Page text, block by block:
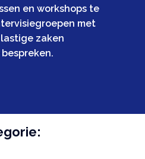
en workshops te
met
lastige zaken